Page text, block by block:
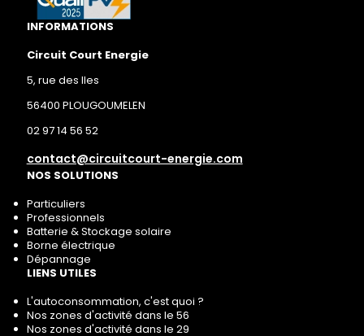
INFORMATIONS
Circuit Court Energie
5, rue des Iles
56400 PLOUGOUMELEN
02 97 14 56 52
contact@circuitcourt-energie.com
NOS SOLUTIONS
Particuliers
Professionnels
Batterie & Stockage solaire
Borne électrique
Dépannage
LIENS UTILES
L'autoconsommation, c'est quoi ?
Nos zones d'activité dans le 56
Nos zones d'activité dans le 29